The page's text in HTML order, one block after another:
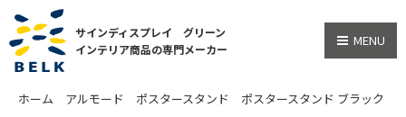
サインディスプレイ グリーン
インテリア商品の専門メーカー
MENU
ホーム アルモード ポスタースタンド ポスタースタンド ブラック